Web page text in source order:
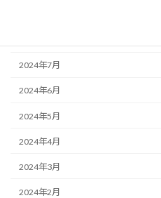
2024年7月
2024年6月
2024年5月
2024年4月
2024年3月
2024年2月